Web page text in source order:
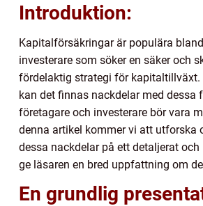
Introduktion:
Kapitalförsäkringar är populära
investerare som söker en säker och
fördelaktig strategi för kapitaltillväxt.
kan det finnas nackdelar med dessa
företagare och investerare bör vara
denna artikel kommer vi att utforska
dessa nackdelar på ett detaljerat
ge läsaren en bred uppfattning om
En grundlig